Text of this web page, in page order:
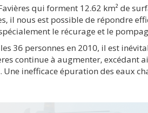
qui forment 12.62 km² de
il nous est possible de répondre
le récurage et le
36 personnes en 2010, il est
continue à augmenter, excédant
Une inefficace épuration des eaux